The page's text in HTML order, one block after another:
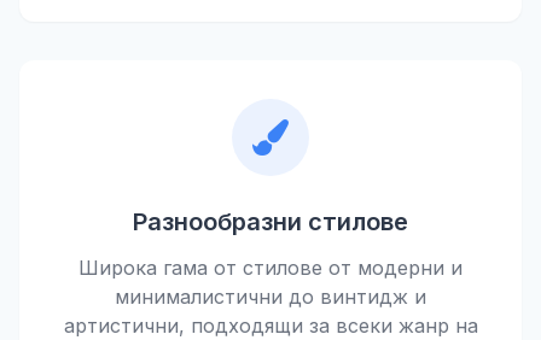
Разнообразни стилове
Широка гама от стилове от модерни и
минималистични до винтидж и
артистични, подходящи за всеки жанр на